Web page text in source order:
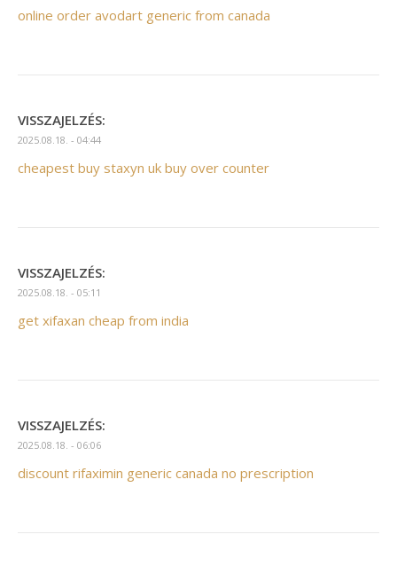
online order avodart generic from canada
VISSZAJELZÉS:
2025.08.18. - 04:44
cheapest buy staxyn uk buy over counter
VISSZAJELZÉS:
2025.08.18. - 05:11
get xifaxan cheap from india
VISSZAJELZÉS:
2025.08.18. - 06:06
discount rifaximin generic canada no prescription